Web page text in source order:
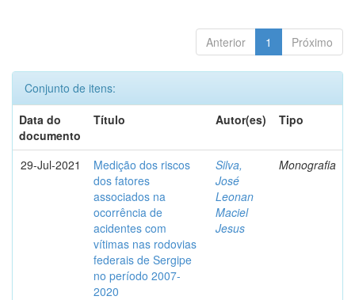
Anterior 1 Próximo
Conjunto de itens:
Data do
documento
Título Autor(es) Tipo
29-Jul-2021
Medição dos riscos
dos fatores
associados na
ocorrência de
acidentes com
vítimas nas rodovias
federais de Sergipe
no período 2007-
2020
Silva,
José
Leonan
Maciel
Jesus
Monografia